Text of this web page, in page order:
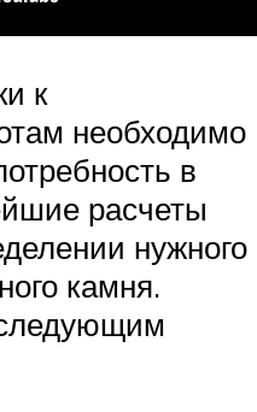
к
необходимо
в
расчеты
нужного
камня.